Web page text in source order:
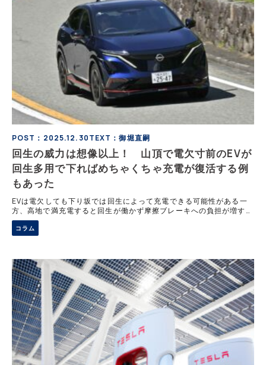
POST：2025.12.30TEXT：御堀直嗣
回生の威力は想像以上！ 山頂で電欠寸前のEVが
回生多用で下ればめちゃくちゃ充電が復活する例
もあった
EVは電欠しても下り坂では回生によって充電できる可能性がある一
方、高地で満充電すると回生が働かず摩擦ブレーキへの負担が増す懸
念がある。電欠状態での牽引走行は危険であり、現実的な対処とは言
えない。停止後にわずかに電力が回復する例もあるが、走行継続を保
証するものではない。
コラム